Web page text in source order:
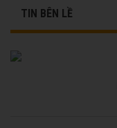
TIN BÊN LỀ